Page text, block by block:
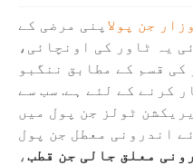
جن پول اپنی مرضی کے
یہ ٹاور کی اونچائی،
کی قسم کے مطابق ننگبو
کرنے کے لئے ہے. سب سے
ٹولز جن پول میں
اندرونی معطل جن پول
معلق جالی جن قطب،